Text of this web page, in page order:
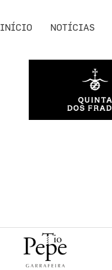
INÍCIO NOTÍCIAS